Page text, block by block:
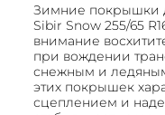
Зимние покрышки
Sibir Snow 255/65
внимание
при вождении
снежным и
этих покрышек
сцеплением и